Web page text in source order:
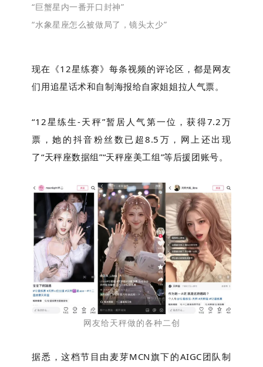
“巨蟹星内一番开口封神”
“水象星座怎么被做局了，镜头太少”
现在《12星练赛》每条视频的评论区，都是网友
们用追星话术和自制海报给自家姐姐拉人气票。
“12星练生-天秤”暂居人气第一位，获得7.2万
票，她的抖音粉丝数已超8.5万，网上还出现
了“天秤座数据组”“天秤座美工组”等后援团账号。
网友给天秤做的各种二创
据悉，这档节目由麦芽MCN旗下的AIGC团队制